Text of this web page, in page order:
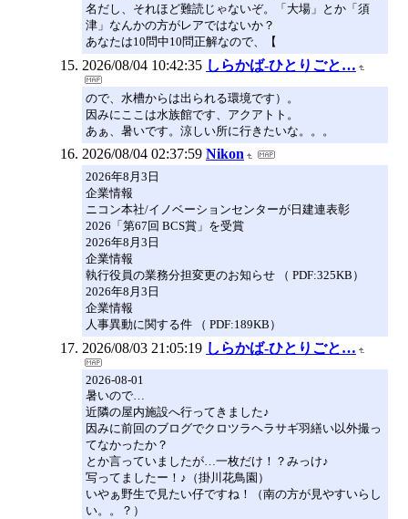
名だし、それほど難読じゃないぞ。「大場」とか「須
津」なんかの方がレアではないか？
あなたは10問中10問正解なので、【
2026/08/04 10:42:35 しらかば-ひとりごと…
ので、水槽からは出られる環境です）。
因みにここは水族館です、アクアトト。
あぁ、暑いです。涼しい所に行きたいな。。。
2026/08/04 02:37:59 Nikon
2026年8月3日
企業情報
ニコン本社/イノベーションセンターが日建連表彰
2026「第67回 BCS賞」を受賞
2026年8月3日
企業情報
執行役員の業務分担変更のお知らせ （ PDF:325KB）
2026年8月3日
企業情報
人事異動に関する件 （ PDF:189KB）
2026/08/03 21:05:19 しらかば-ひとりごと…
2026-08-01
暑いので…
近隣の屋内施設へ行ってきました♪
因みに前回のブログでクロツラヘラサギ羽繕い以外撮っ
てなかったか？
とか言っていましたが…一枚だけ！？みっけ♪
写ってましたー！♪（掛川花鳥園）
いやぁ野生で見たい仔ですね！（南の方が見やすいらし
い。。？）